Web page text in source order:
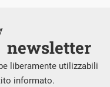
newsletter
liberamente utilizzabili
informato.